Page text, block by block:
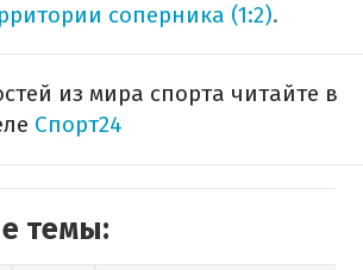
соперника (1:2).
из мира спорта читайте в
Спорт24
темы: